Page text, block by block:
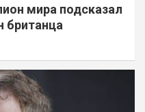
мира подсказал
британца